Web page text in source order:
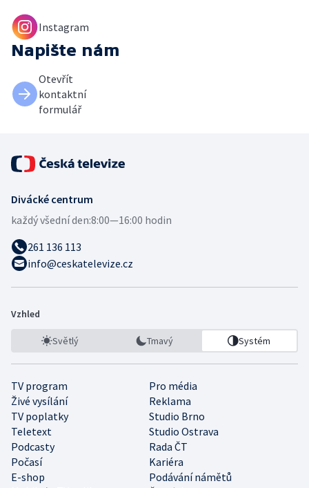
Instagram
Napište nám
Otevřít
kontaktní
formulář
Divácké centrum
každý všední den:8:00—16:00 hodin
261 136 113
info@ceskatelevize.cz
Vzhled
Světlý Tmavý Systém
TV program
Pro média
Živé vysílání
Reklama
TV poplatky
Studio Brno
Teletext
Studio Ostrava
Podcasty
Rada ČT
Počasí
Kariéra
E-shop
Podávání námětů